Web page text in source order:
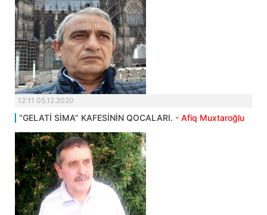
12:11 05.12.2020
“GELATİ SİMA” KAFESİNİN QOCALARI. - Afiq Muxtaroğlu